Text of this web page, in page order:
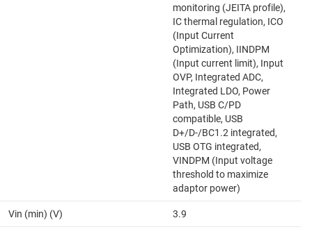
monitoring (JEITA profile),
IC thermal regulation, ICO
(Input Current
Optimization), IINDPM
(Input current limit), Input
OVP, Integrated ADC,
Integrated LDO, Power
Path, USB C/PD
compatible, USB
D+/D-/BC1.2 integrated,
USB OTG integrated,
VINDPM (Input voltage
threshold to maximize
adaptor power)
Vin (min) (V) 3.9